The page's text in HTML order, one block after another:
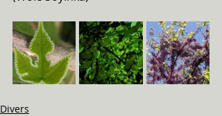
Divers